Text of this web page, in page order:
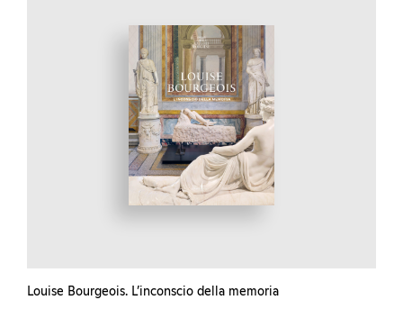
Louise Bourgeois. L’inconscio della memoria